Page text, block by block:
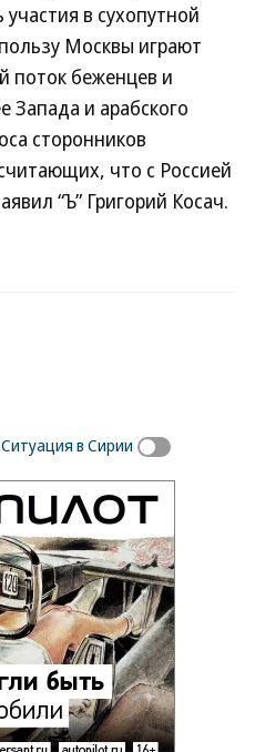
в сухопутной
Москвы играют
поток беженцев и
Запада и арабского
сторонников
что с Россией
“Ъ” Григорий Косач.
Ситуация в Сирии